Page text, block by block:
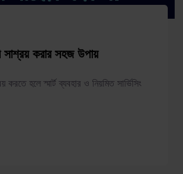
সাশ্রয় করার সহজ উপায়
করতে হলে স্মার্ট ব্যবহার ও নিয়মিত সার্ভিসিং